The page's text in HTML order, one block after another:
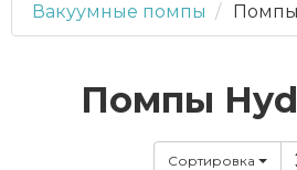
Вакуумные помпы
Помпы
Сортировка